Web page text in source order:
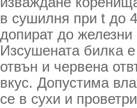
в сушилня при t до
допират до
Изсушената билка
отвън и червена
вкус. Допустима
се в сухи и